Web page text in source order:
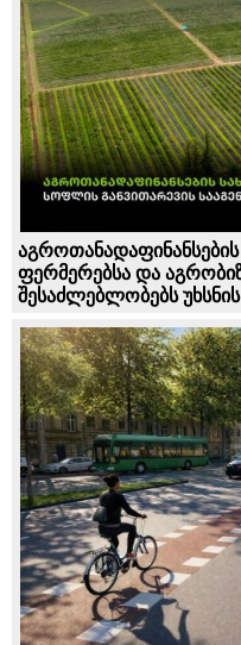
ფერმერებსა და
შესაძლებლობებს უხსნის